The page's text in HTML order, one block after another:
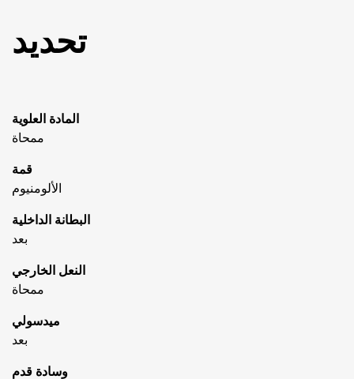
تحديد
المادة العلوية
ممحاة
قمة
الألومنيوم
البطانة الداخلية
بعد
النعل الخارجي
ممحاة
ميدسولي
بعد
وسادة قدم